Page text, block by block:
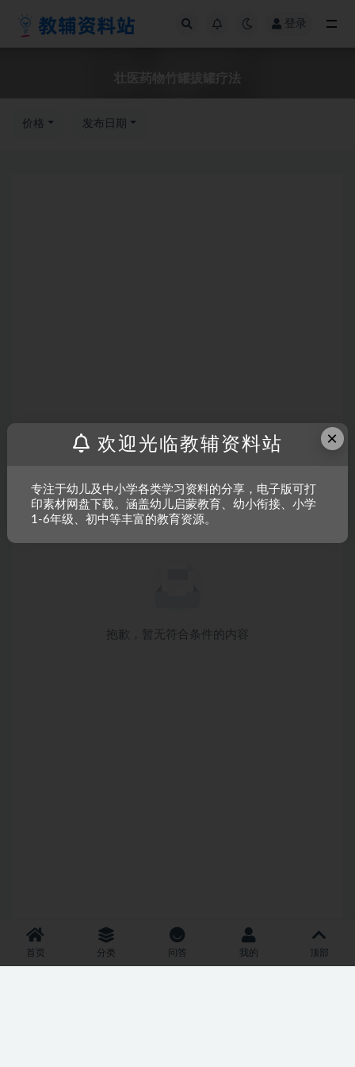
登录
壮医药物竹罐拔罐疗法
价格 发布日期
抱歉，暂无符合条件的内容
首页 分类 问答 我的 顶部
×
欢迎光临教辅资料站
专注于幼儿及中小学各类学习资料的分享，电子版可打
印素材网盘下载。涵盖幼儿启蒙教育、幼小衔接、小学
1-6年级、初中等丰富的教育资源。